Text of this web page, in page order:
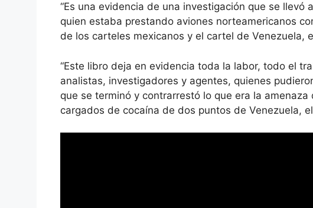
“Es una evidencia de una investigación que se llevó
quien estaba prestando aviones norteamericanos
de los carteles mexicanos y el cartel de Venezuela,
“Este libro deja en evidencia toda la labor, todo el
analistas, investigadores y agentes, quienes
que se terminó y contrarrestó lo que era la
cargados de cocaína de dos puntos de Venezuela,